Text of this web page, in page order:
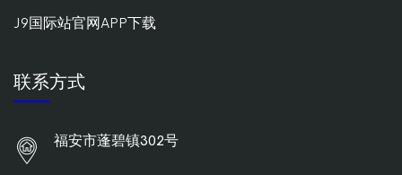
J9国际站官网APP下载
联系方式
福安市蓬碧镇302号